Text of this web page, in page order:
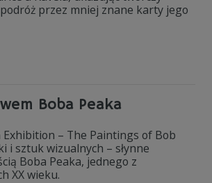
przez mniej znane karty jego
Boba Peaka
– The Paintings of Bob
i sztuk wizualnych – słynne
Boba Peaka, jednego z
XX wieku.